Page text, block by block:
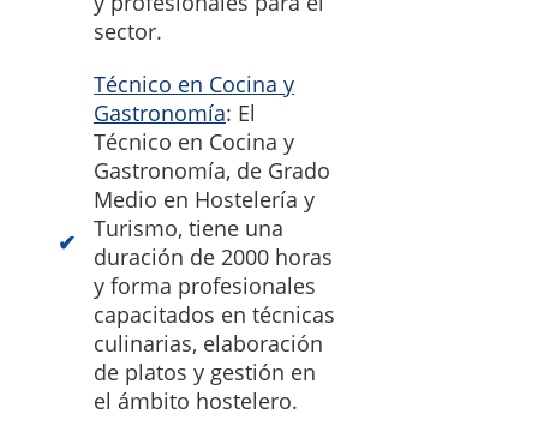
sector.
Técnico en Cocina y
Gastronomía: El
Técnico en Cocina y
Gastronomía, de Grado
Medio en Hostelería y
Turismo, tiene una
duración de 2000 horas
y forma profesionales
capacitados en técnicas
culinarias, elaboración
de platos y gestión en
el ámbito hostelero.